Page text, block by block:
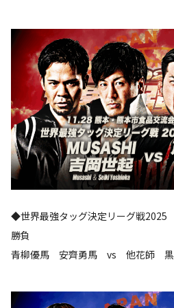
◆世界最強タッグ決定リーグ戦
勝負
青柳優馬 安齊勇馬 vs 他花師 黒